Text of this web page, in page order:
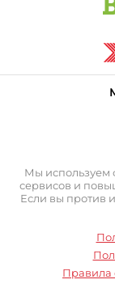
Мы используем
сервисов и
Если вы против
Правила